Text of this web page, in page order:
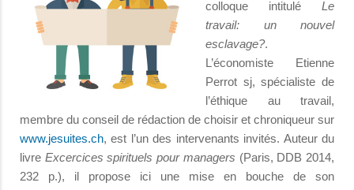
colloque intitulé Le
travail: un nouvel
esclavage?.
L’économiste Etienne
Perrot sj, spécialiste de
l’éthique au travail,
membre du conseil de rédaction de choisir et chroniqueur sur
www.jesuites.ch, est l’un des intervenants invités. Auteur du
livre Excercices spirituels pour managers (Paris, DDB 2014,
232 p.), il propose ici une mise en bouche de son